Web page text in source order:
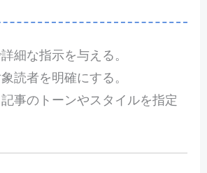
細な指示を与える。
読者を明確にする。
事のトーンやスタイルを指定